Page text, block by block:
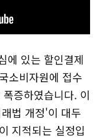
에 있는 할인결제
소비자원에 접수
증하였습니다. 이
법 개정'이 대두
지적되는 실정입